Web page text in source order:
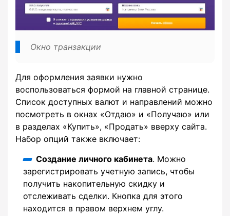
Окно транзакции
Для оформления заявки нужно
воспользоваться формой на главной странице.
Список доступных валют и направлений можно
посмотреть в окнах «Отдаю» и «Получаю» или
в разделах «Купить», «Продать» вверху сайта.
Набор опций также включает:
Создание личного кабинета. Можно
зарегистрировать учетную запись, чтобы
получить накопительную скидку и
отслеживать сделки. Кнопка для этого
находится в правом верхнем углу.